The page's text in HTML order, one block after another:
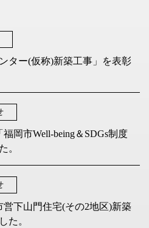
ター(仮称)新築工事」を表彰
岡市Well-being＆SDGs制度
。
下山門住宅(その2地区)新築
た。